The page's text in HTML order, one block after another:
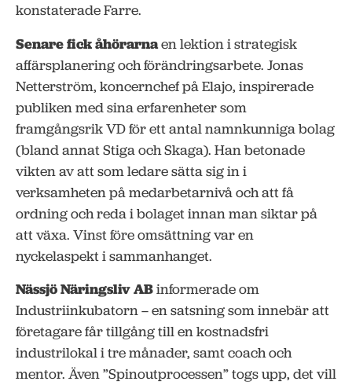
konstaterade Farre.
Senare fick åhörarnaen lektion i strategisk
affärsplanering och förändringsarbete. Jonas
Netterström, koncernchef på Elajo, inspirerade
publiken med sina erfarenheter som
framgångsrik VD för ett antal namnkunniga bolag
(bland annat Stiga och Skaga). Han betonade
vikten av att som ledare sätta sig in i
verksamheten på medarbetarnivå och att få
ordning och reda i bolaget innan man siktar på
att växa. Vinst före omsättning var en
nyckelaspekt i sammanhanget.
Nässjö Näringsliv ABinformerade om
Industriinkubatorn – en satsning som innebär att
företagare får tillgång till en kostnadsfri
industrilokal i tre månader, samt coach och
mentor. Även ”Spinoutprocessen” togs upp, det vill